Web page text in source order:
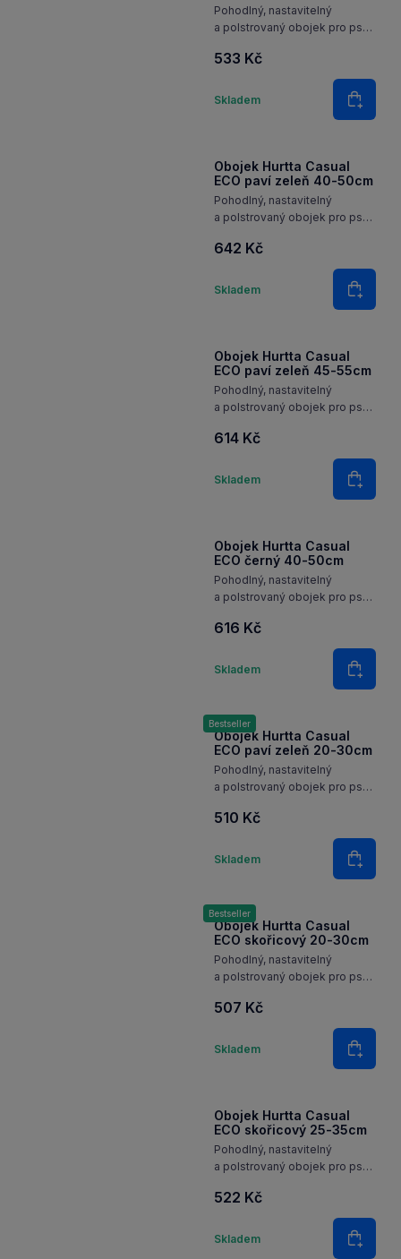
Pohodlný, nastavitelný
a polstrovaný obojek pro psy
a s reflexními 3M prvky pro
533 Kč
Skladem
Množství
Do
Obojek Hurtta Casual
ECO paví zeleň 40-50cm
Pohodlný, nastavitelný
a polstrovaný obojek pro psy
a s reflexními 3M prvky pro
642 Kč
Skladem
Množství
Do
Obojek Hurtta Casual
ECO paví zeleň 45-55cm
Pohodlný, nastavitelný
a polstrovaný obojek pro psy
a s reflexními 3M prvky pro
614 Kč
Skladem
Množství
Do
Obojek Hurtta Casual
ECO černý 40-50cm
Pohodlný, nastavitelný
a polstrovaný obojek pro psy
a s reflexními 3M prvky pro
616 Kč
Skladem
Množství
Do
Bestseller
Obojek Hurtta Casual
ECO paví zeleň 20-30cm
Pohodlný, nastavitelný
a polstrovaný obojek pro psy
a s reflexními 3M prvky pro
510 Kč
Skladem
Množství
Do
Bestseller
Obojek Hurtta Casual
ECO skořicový 20-30cm
Pohodlný, nastavitelný
a polstrovaný obojek pro psy
a s reflexními 3M prvky pro
507 Kč
Skladem
Množství
Do
Obojek Hurtta Casual
ECO skořicový 25-35cm
Pohodlný, nastavitelný
a polstrovaný obojek pro psy
a s reflexními 3M prvky pro
522 Kč
Skladem
Množství
Do